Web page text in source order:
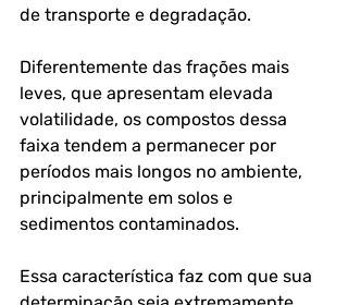
de transporte e degradação.
Diferentemente das frações mais
leves, que apresentam elevada
volatilidade, os compostos dessa
faixa tendem a permanecer por
períodos mais longos no ambiente,
principalmente em solos e
sedimentos contaminados.
Essa característica faz com que sua